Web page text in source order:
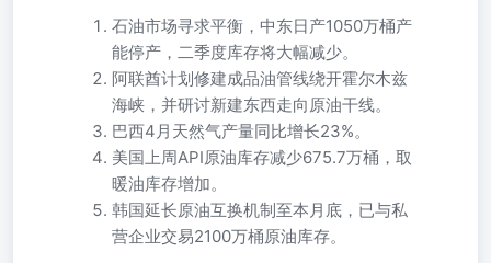
石油市场寻求平衡，中东日产1050万桶产
能停产，二季度库存将大幅减少。
阿联酋计划修建成品油管线绕开霍尔木兹
海峡，并研讨新建东西走向原油干线。
巴西4月天然气产量同比增长23%。
美国上周API原油库存减少675.7万桶，取
暖油库存增加。
韩国延长原油互换机制至本月底，已与私
营企业交易2100万桶原油库存。